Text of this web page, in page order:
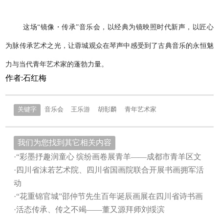
这场“镜像・传承”音乐会，以经典为镜映照时代新声，以匠心
为脉传承艺术之光，让蓉城观众在琴声中感受到了古典音乐的永恒魅
力与当代青年艺术家的蓬勃力量。
作者:石红梅
关键字 音乐会 王乐游 胡彰麟 青年艺术家
我们为您找到其它相关内容
·“彩墨抒趣润童心 缤纷画卷展青羊——成都市青羊区文
·四川省沫若艺术院、四川省国画院联合开展书画拥军活
动
·“花重锦官城”邵仲节先生百年诞辰画展在四川省诗书画
·活态传承、传之不竭——董又源拜师刘绥滨